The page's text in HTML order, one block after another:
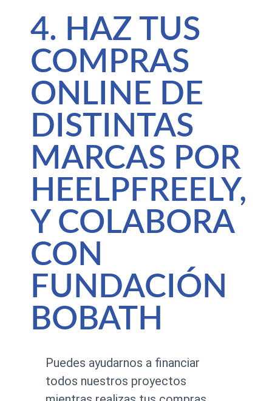
4. HAZ TUS
COMPRAS
ONLINE DE
DISTINTAS
MARCAS POR
HEELPFREELY,
Y COLABORA
CON
FUNDACIÓN
BOBATH
Puedes ayudarnos a financiar
todos nuestros proyectos